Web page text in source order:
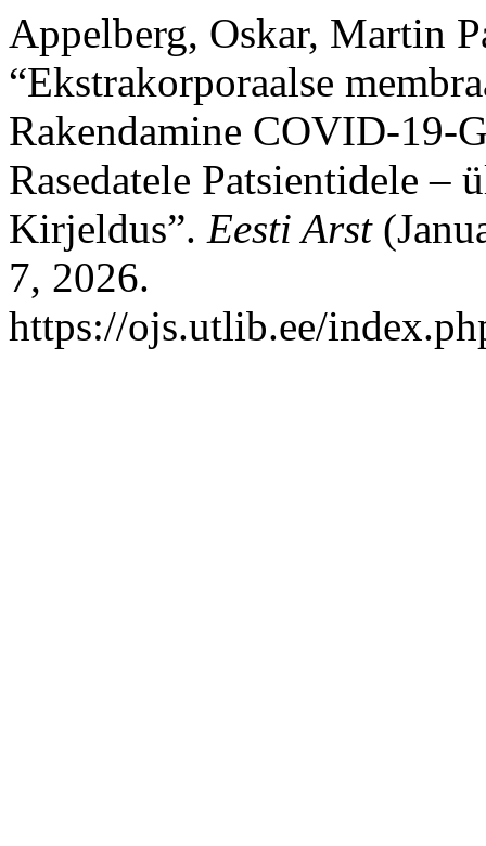
Appelberg, Oskar, Martin
“Ekstrakorporaalse
Rakendamine COVID-19-
Rasedatele Patsientidele –
Kirjeldus”. Eesti Arst
7, 2026.
https://ojs.utlib.ee/